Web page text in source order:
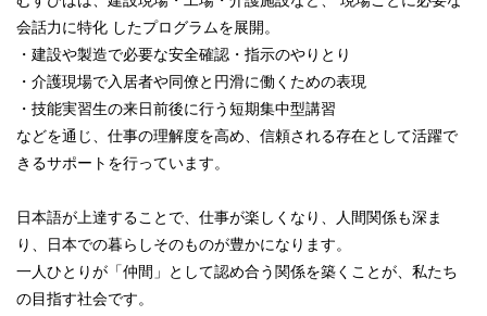
会話力に特化 したプログラムを展開。
・建設や製造で必要な安全確認・指示のやりとり
・介護現場で入居者や同僚と円滑に働くための表現
・技能実習生の来日前後に行う短期集中型講習
などを通じ、仕事の理解度を高め、信頼される存在として活躍で
きるサポートを行っています。
日本語が上達することで、仕事が楽しくなり、人間関係も深ま
り、日本での暮らしそのものが豊かになります。
一人ひとりが「仲間」として認め合う関係を築くことが、私たち
の目指す社会です。